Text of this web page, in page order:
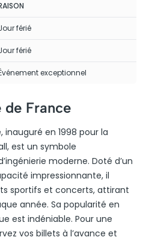
férié
férié
exceptionnel
de France
inauguré en 1998 pour la
est un symbole
moderne. Doté d’un
impressionnante, il
sportifs et concerts, attirant
année. Sa popularité en
est indéniable. Pour une
vos billets à l’avance et